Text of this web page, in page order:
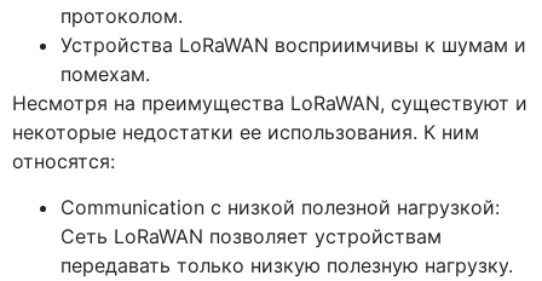
протоколом.
Устройства LoRaWAN восприимчивы к шумам и
помехам.
Несмотря на преимущества LoRaWAN, существуют и
некоторые недостатки ее использования. К ним
относятся:
Communication с низкой полезной нагрузкой:
Сеть LoRaWAN позволяет устройствам
передавать только низкую полезную нагрузку.